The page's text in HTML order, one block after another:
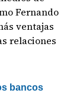
Fernando
ventajas
relaciones
bancos